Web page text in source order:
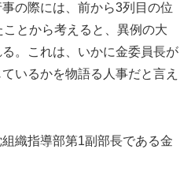
の際には、前から3列目の位
とから考えると、異例の大
。これは、いかに金委員長が
いるかを物語る人事だと言え
織指導部第1副部長である金